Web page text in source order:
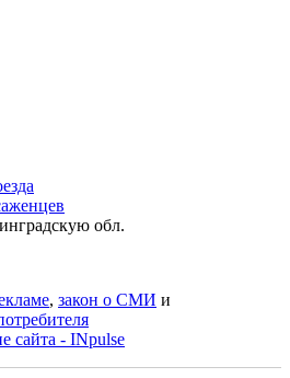
обл.
, закон о СМИ и
сайта - INpulse